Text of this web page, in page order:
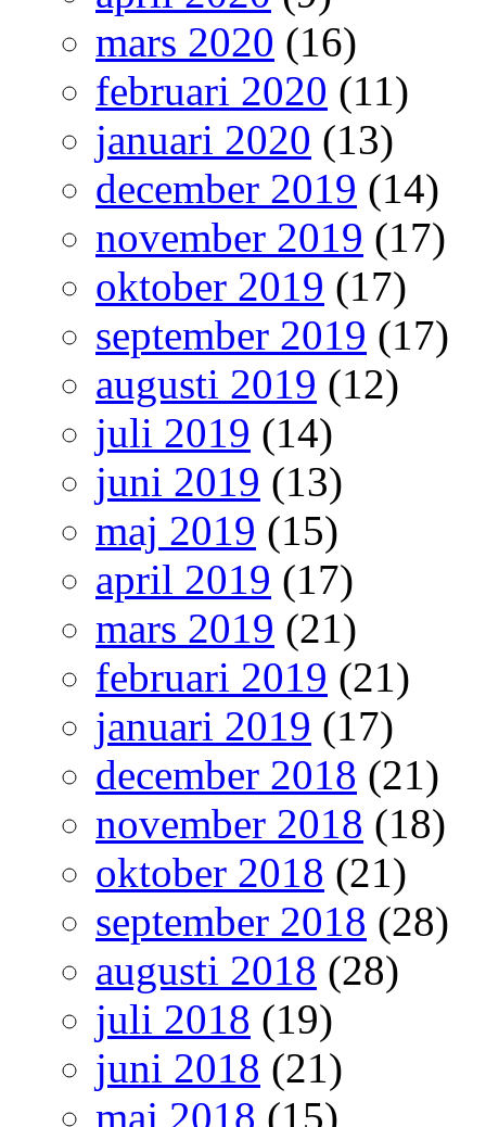
mars 2020 (16)
februari 2020 (11)
januari 2020 (13)
december 2019 (14)
november 2019 (17)
oktober 2019 (17)
september 2019 (17)
augusti 2019 (12)
juli 2019 (14)
juni 2019 (13)
maj 2019 (15)
april 2019 (17)
mars 2019 (21)
februari 2019 (21)
januari 2019 (17)
december 2018 (21)
november 2018 (18)
oktober 2018 (21)
september 2018 (28)
augusti 2018 (28)
juli 2018 (19)
juni 2018 (21)
maj 2018 (15)